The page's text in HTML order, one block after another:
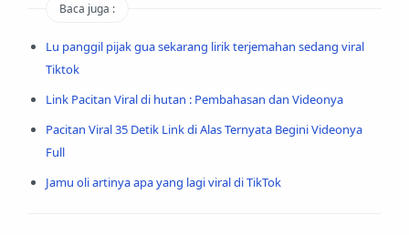
Baca juga :
Lu panggil pijak gua sekarang lirik terjemahan sedang viral
Tiktok
Link Pacitan Viral di hutan : Pembahasan dan Videonya
Pacitan Viral 35 Detik Link di Alas Ternyata Begini Videonya
Full
Jamu oli artinya apa yang lagi viral di TikTok